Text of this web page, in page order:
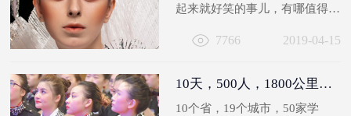
起来就好笑的事儿，有哪值得深
的瞬间...7766 2019-04-15
10天，500人，1800公里；不负韶华，绽放芳华！
10个省，19个城市，50家学